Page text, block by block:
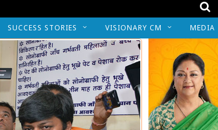
SUCCESS STORIES VISIONARY CM MEDIA